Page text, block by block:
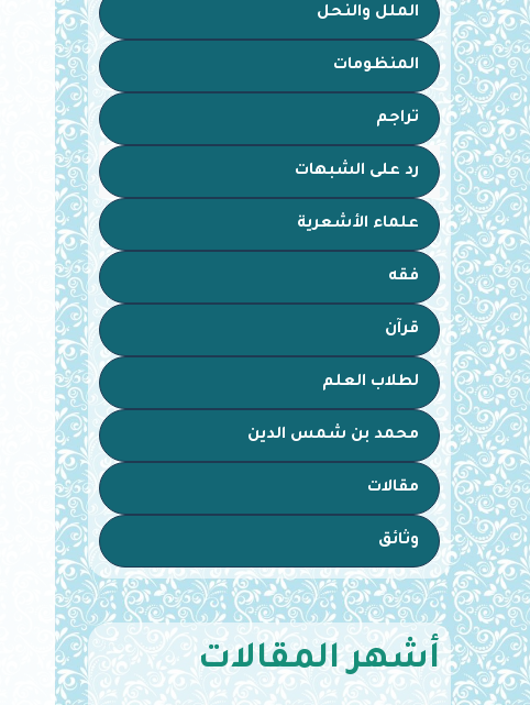
الملل والنحل
المنظومات
تراجم
رد على الشبهات
علماء الأشعرية
فقه
قرآن
لطلاب العلم
محمد بن شمس الدين
مقالات
وثائق
أشهر المقالات